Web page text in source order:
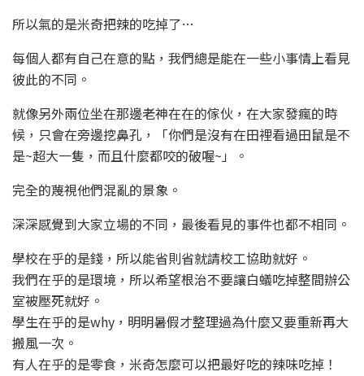
所以氣的是米奇把辣的吃掉了…
每個人都有自己在意的點，我們總是能在一些小事情上看見
彼此的不同。
就像另外兩位坐在那邊老神在在的傢伙，在大家發瘋的時
候，只會在旁邊挖鼻孔，「你們是沒有在田裡看過田鼠是不
是~超大一隻，而且什麼都咬的破喔~」。
完全的蔑視他們混亂的景象。
深深感覺到大家立場的不同，最後看見的事件也都不相同。
學校在乎的是錢，所以能省則省就請校工協助就好。
我們在乎的是環境，所以希望根治不要讓白蟻吃掉整間辦公
室被壓死就好。
學生在乎的是why，明明暑假才整理過為什麼又要重新再大
搬風一次。
有人在乎的是零食，米奇怎麼可以把最好吃的辣味吃掉！